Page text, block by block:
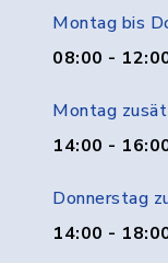
Montag bis
08:00 -
Montag
14:00 -
Donnerstag
14:00 -